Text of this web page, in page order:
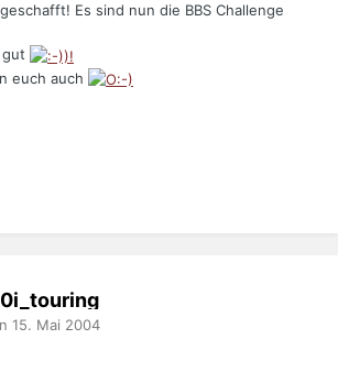
Es sind nun die BBS Challenge
euch auch
15. Mai 2004